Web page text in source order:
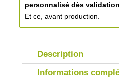
personnalisé dès
Et ce, avant production.
Description
Informations